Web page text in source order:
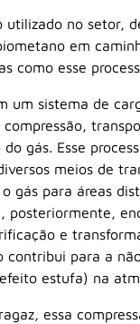
utilizado no setor,
em
como esse
um sistema de
do gás. Esse
meios de
gás para áreas
posteriormente,
e
contribui para a
efeito estufa) na
essa